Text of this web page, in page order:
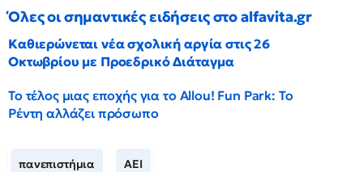
Όλες οι σημαντικές ειδήσεις στο alfavita.gr
Καθιερώνεται νέα σχολική αργία στις 26
Οκτωβρίου με Προεδρικό Διάταγμα
Το τέλος μιας εποχής για το Allou! Fun Park: Το
Ρέντη αλλάζει πρόσωπο
πανεπιστήμια ΑΕΙ